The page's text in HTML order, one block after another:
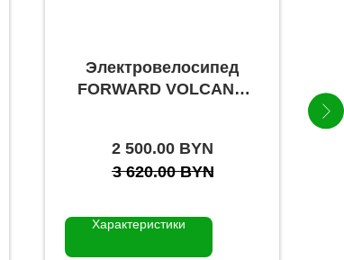
Электровелосипед
FORWARD VOLCANO
2 500.00 BYN
3 620.00 BYN
Характеристики